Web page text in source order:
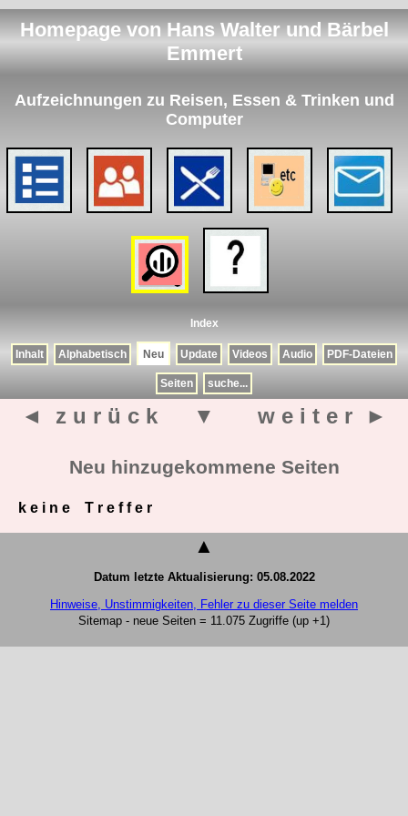
Homepage von Hans Walter und Bärbel
Emmert
Aufzeichnungen zu Reisen, Essen & Trinken und
Computer
Index
Inhalt Alphabetisch Neu Update Videos Audio PDF-Dateien
Seiten suche...
◄ z u r ü c k ▼ w e i t e r ►
Neu hinzugekommene Seiten
k e i n e T r e f f e r
▲
Datum letzte Aktualisierung: 05.08.2022
Hinweise, Unstimmigkeiten, Fehler zu dieser Seite melden
Sitemap - neue Seiten = 11.075 Zugriffe (up +1)